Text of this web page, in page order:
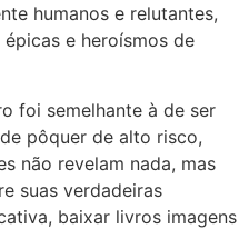
humanos e relutantes,
e heroísmos de
foi semelhante à de ser
pôquer de alto risco,
não revelam nada, mas
suas verdadeiras
baixar livros imagens